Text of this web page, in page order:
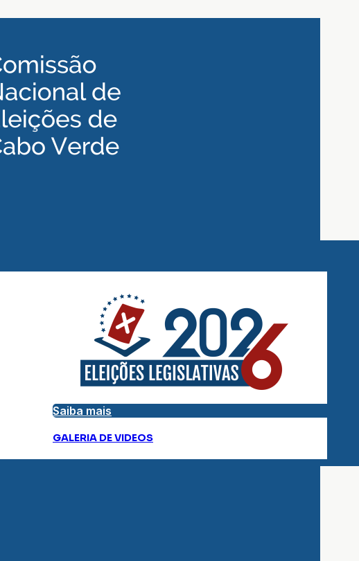
Saiba mais
GALERIA DE VIDEOS